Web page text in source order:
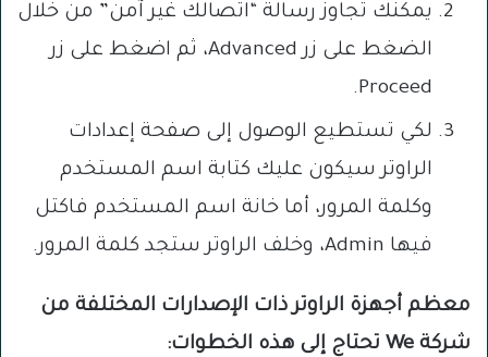
يمكنك تجاوز رسالة “اتصالك غير آمن” من خلال
الضغط على زر Advanced، ثم اضغط على زر
Proceed.
لكي تستطيع الوصول إلى صفحة إعدادات
الراوتر سيكون عليك كتابة اسم المستخدم
وكلمة المرور، أما خانة اسم المستخدم فاكتل
فيها Admin، وخلف الراوتر ستجد كلمة المرور.
معظم أجهزة الراوتر ذات الإصدارات المختلفة من
شركة We تحتاج إلى هذه الخطوات: